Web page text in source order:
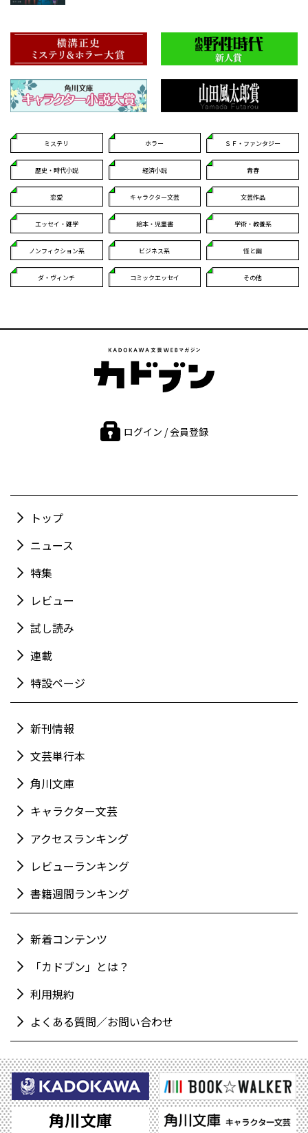
ミステリ ホラー ＳＦ・ファンタジー
歴史・時代小説 経済小説 青春
恋愛 キャラクター文芸 文芸作品
エッセイ・雑学 絵本・児童書 学術・教養系
ノンフィクション系 ビジネス系 怪と幽
ダ・ヴィンチ コミックエッセイ その他
ログイン / 会員登録
トップ
ニュース
特集
レビュー
試し読み
連載
特設ページ
新刊情報
文芸単行本
角川文庫
キャラクター文芸
アクセスランキング
レビューランキング
書籍週間ランキング
新着コンテンツ
「カドブン」とは？
利用規約
よくある質問／お問い合わせ